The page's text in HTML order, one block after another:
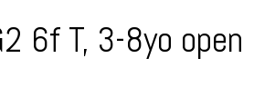
6f T, 3-8yo